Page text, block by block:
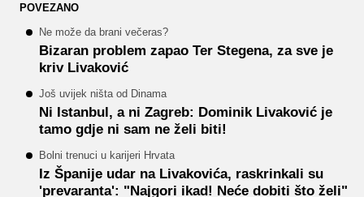
POVEZANO
Ne može da brani večeras?
Bizaran problem zapao Ter Stegena, za sve je
kriv Livaković
Još uvijek ništa od Dinama
Ni Istanbul, a ni Zagreb: Dominik Livaković je
tamo gdje ni sam ne želi biti!
Bolni trenuci u karijeri Hrvata
Iz Španije udar na Livakovića, raskrinkali su
'prevaranta': "Najgori ikad! Neće dobiti što želi"